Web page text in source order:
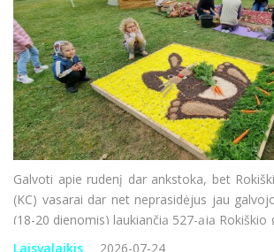
Galvoti apie rudenį dar ankstoka, bet
(KC) vasarai dar net neprasidėjus jau
(18-20 dienomis) laukiančią 527-ąją Rokiškio
kurios šūkis šiais metais – „Visu garsu“. Nors
Laisvalaikis 2026-07-24